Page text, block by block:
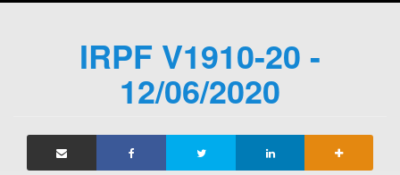
IRPF V1910-20 -
12/06/2020